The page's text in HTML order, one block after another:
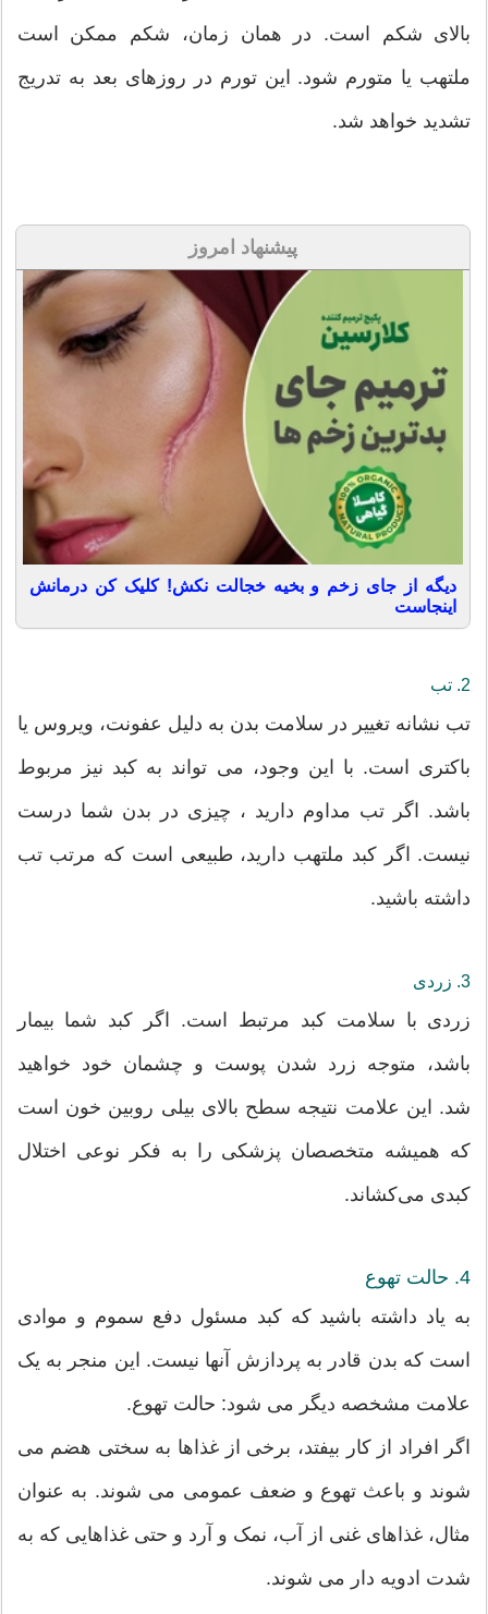
بالای شکم است. در همان زمان، شکم ممکن است
ملتهب یا متورم شود. این تورم در روزهای بعد به تدریج
تشدید خواهد شد.
پیشنهاد امروز
دیگه از جای زخم و بخیه خجالت نکش! کلیک کن درمانش
اینجاست
2. تب
تب نشانه تغییر در سلامت بدن به دلیل عفونت، ویروس یا
باکتری است. با این وجود، می تواند به کبد نیز مربوط
باشد. اگر تب مداوم دارید ، چیزی در بدن شما درست
نیست. اگر کبد ملتهب دارید، طبیعی است که مرتب تب
داشته باشید.
3. زردی
زردی با سلامت کبد مرتبط است. اگر کبد شما بیمار
باشد، متوجه زرد شدن پوست و چشمان خود خواهید
شد. این علامت نتیجه سطح بالای بیلی روبین خون است
که همیشه متخصصان پزشکی را به فکر نوعی اختلال
کبدی می‌کشاند.
4. حالت تهوع
به یاد داشته باشید که کبد مسئول دفع سموم و موادی
است که بدن قادر به پردازش آنها نیست. این منجر به یک
علامت مشخصه دیگر می شود: حالت تهوع.
اگر افراد از کار بیفتد، برخی از غذاها به سختی هضم می
شوند و باعث تهوع و ضعف عمومی می شوند. به عنوان
مثال، غذاهای غنی از آب، نمک و آرد و حتی غذاهایی که به
شدت ادویه دار می شوند.